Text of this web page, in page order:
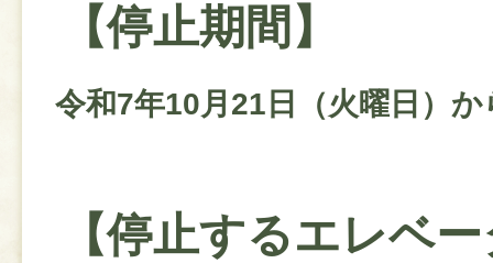
【停止期間】
令和7年10月21日（火曜日）
【停止するエレベ